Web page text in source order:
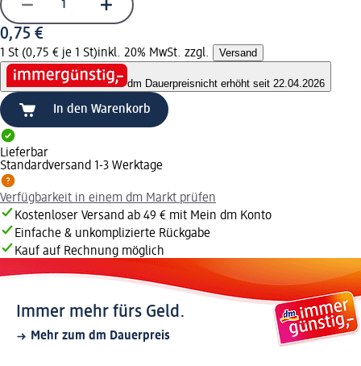
0,75 €
1 St (0,75 € je 1 St)inkl. 20% MwSt. zzgl. Versand
dm Dauerpreisnicht erhöht seit 22.04.2026
In den Warenkorb
Lieferbar
Standardversand 1-3 Werktage
Verfügbarkeit in einem dm Markt prüfen
Kostenloser Versand ab 49 € mit Mein dm Konto
Einfache & unkomplizierte Rückgabe
Kauf auf Rechnung möglich
Immer mehr fürs Geld.
Mehr zum dm Dauerpreis